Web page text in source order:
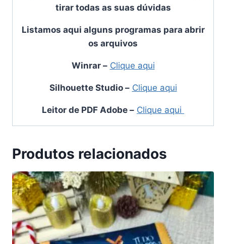
tirar todas as suas dúvidas
Listamos aqui alguns programas para abrir
os arquivos
Winrar– Clique aqui
Silhouette Studio– Clique aqui
Leitor de PDF Adobe – Clique aqui
Produtos relacionados